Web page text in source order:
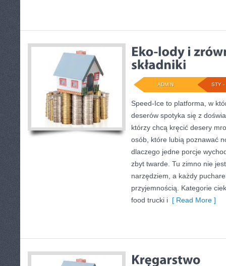
STY -
ADMIN
Speed-Ice to platforma, w
deserów spotyka się z
którzy chcą kręcić desery
osób, które lubią poznawać
dlaczego jedne porcje
zbyt twarde. Tu zimno nie
narzędziem, a każdy
przyjemnością. Kategorie
food trucki i [ Read More ]